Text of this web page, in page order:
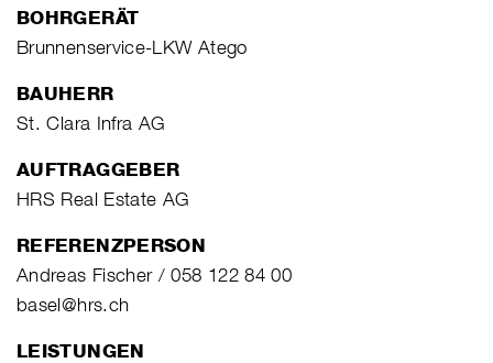
BOHRGERÄT
Brunnenservice-LKW Atego
BAUHERR
St. Clara Infra AG
AUFTRAGGEBER
HRS Real Estate AG
REFERENZPERSON
Andreas Fischer / 058 122 84 00
basel@hrs.ch
LEISTUNGEN